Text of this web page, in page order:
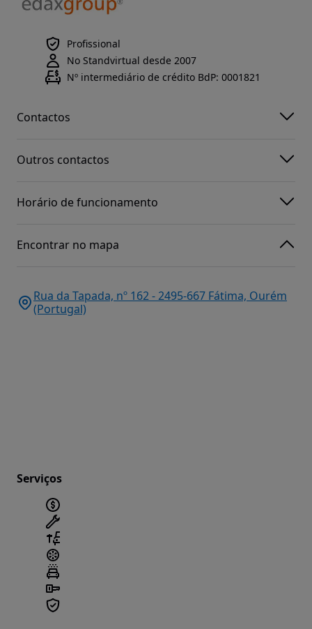
Profissional
No Standvirtual desde 2007
Nº intermediário de crédito BdP: 0001821
Contactos
Outros contactos
Horário de funcionamento
Encontrar no mapa
Rua da Tapada, nº 162 - 2495-667 Fátima, Ourém
(Portugal)
Serviços